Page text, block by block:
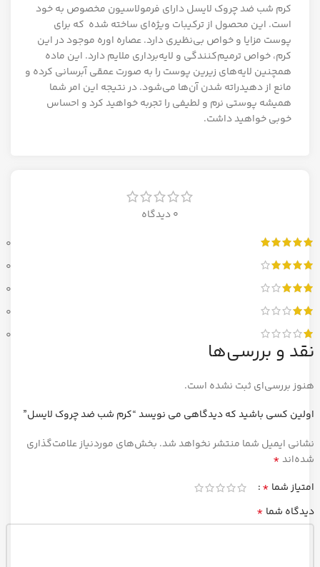
کرم شب ضد چروک لایسل دارای فرمولاسیون مخصوص به خود
است. این محصول از ترکیبات ویژه‌ای ساخته شده که برای
پوست مزایا و خواص بی‌نظیری دارد. عصاره اوره موجود در این
کرم، خواص ترمیم‌کنندگی و لایه‌برداری ملایم دارد. این ماده
همچنین لایه‌های زیرین پوست را به صورت عمقی آبرسانی کرده و
مانع از دهیدراته شدن آن‌ها می‌شود. در نتیجه این امر شما
همیشه پوستی نرم و لطیفی را تجربه خواهید کرد و احساس
خوبی خواهید داشت.
0 دیدگاه
0
0
0
0
0
نقد و بررسی‌ها
هنوز بررسی‌ای ثبت نشده است.
اولین کسی باشید که دیدگاهی می نویسد “کرم شب ضد چروک لایسل”
نشانی ایمیل شما منتشر نخواهد شد. بخش‌های موردنیاز علامت‌گذاری
شده‌اند*
امتیاز شما *
دیدگاه شما *